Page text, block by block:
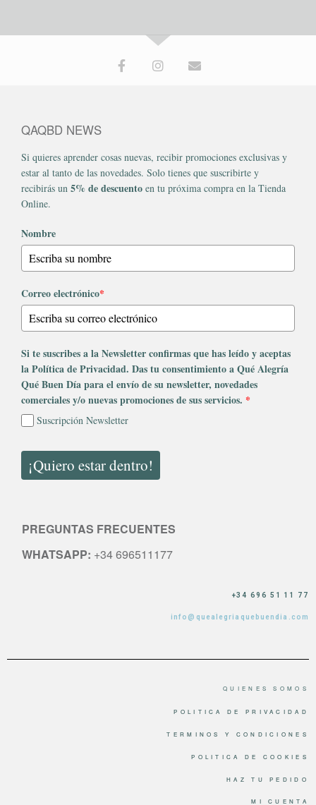
QAQBD NEWS
Si quieres aprender cosas nuevas, recibir promociones exclusivas y
estar al tanto de las novedades. Solo tienes que suscribirte y
recibirás un 5% de descuento en tu próxima compra en la Tienda
Online.
Nombre
Correo electrónico*
Si te suscribes a la Newsletter confirmas que has leído y aceptas
la Política de Privacidad. Das tu consentimiento a Qué Alegría
Qué Buen Día para el envío de su newsletter, novedades
comerciales y/o nuevas promociones de sus servicios. *
Suscripción Newsletter
¡Quiero estar dentro!
PREGUNTAS FRECUENTES
WHATSAPP: +34 696511177
+34 696 51 11 77
info@quealegriaquebuendia.com
QUIENES SOMOS
POLITICA DE PRIVACIDAD
TERMINOS Y CONDICIONES
POLITICA DE COOKIES
HAZ TU PEDIDO
MI CUENTA